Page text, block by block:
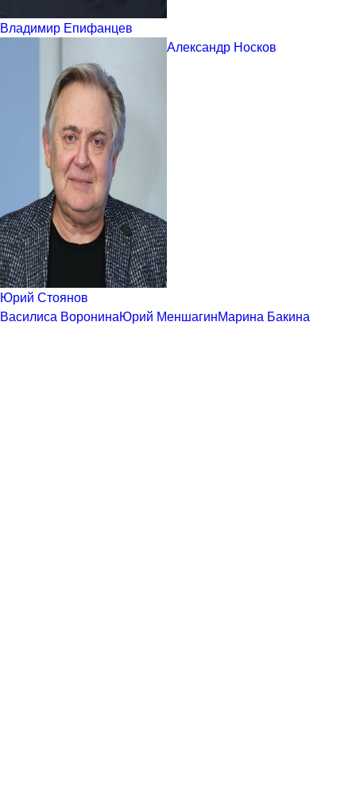
Владимир Епифанцев
Юрий Стоянов
Александр Носков
Василиса ВоронинаЮрий МеншагинМарина Бакина